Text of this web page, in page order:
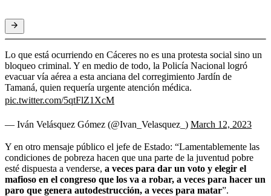
Lo que está ocurriendo en Cáceres no es una protesta social sino un
bloqueo criminal. Y en medio de todo, la Policía Nacional logró
evacuar vía aérea a esta anciana del corregimiento Jardín de
Tamaná, quien requería urgente atención médica.
pic.twitter.com/5qtFlZ1XcM
— Iván Velásquez Gómez (@Ivan_Velasquez_) March 12, 2023
Y en otro mensaje público el jefe de Estado: “Lamentablemente las
condiciones de pobreza hacen que una parte de la juventud pobre
esté dispuesta a venderse, a veces para dar un voto y elegir el
mafioso en el congreso que los va a robar, a veces para hacer un
paro que genera autodestrucción, a veces para matar”.